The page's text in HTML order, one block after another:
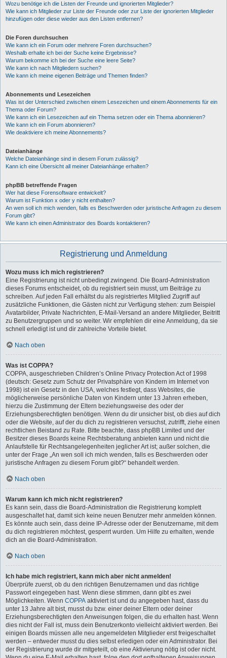
Wozu benötige ich die Listen der Freunde und ignorierten Mitglieder?
Wie kann ich Mitglieder zur Liste der Freunde oder zur Liste der ignorierten Mitglieder
hinzufügen oder diese wieder aus den Listen entfernen?
Die Foren durchsuchen
Wie kann ich ein Forum oder mehrere Foren durchsuchen?
Weshalb erhalte ich bei der Suche keine Ergebnisse?
Warum bekomme ich bei der Suche eine leere Seite?
Wie kann ich nach Mitgliedern suchen?
Wie kann ich meine eigenen Beiträge und Themen finden?
Abonnements und Lesezeichen
Was ist der Unterschied zwischen einem Lesezeichen und einem Abonnements für ein
Thema oder Forum?
Wie kann ich ein Lesezeichen auf ein Thema setzen oder ein Thema abonnieren?
Wie kann ich ein Forum abonnieren?
Wie deaktiviere ich meine Abonnements?
Dateianhänge
Welche Dateianhänge sind in diesem Forum zulässig?
Kann ich eine Übersicht all meiner Dateianhänge erhalten?
phpBB betreffende Fragen
Wer hat diese Forensoftware entwickelt?
Warum ist Funktion x oder y nicht enthalten?
An wen soll ich mich wenden, falls es Beschwerden oder juristische Anfragen zu diesem
Forum gibt?
Wie kann ich einen Administrator des Boards kontaktieren?
Registrierung und Anmeldung
Wozu muss ich mich registrieren?
Eine Registrierung ist nicht unbedingt zwingend. Die Board-Administration
dieses Forums entscheidet, ob du registriert sein musst, um Beiträge zu
schreiben. Auf jeden Fall erhältst du als registriertes Mitglied Zugriff auf
zusätzliche Funktionen, die Gästen nicht zur Verfügung stehen: zum Beispiel
Avatarbilder, Private Nachrichten, E-Mail-Versand an andere Mitglieder, Beitritt
zu Benutzergruppen und so weiter. Wir empfehlen dir eine Anmeldung, da sie
schnell erledigt ist und dir zahlreiche Vorteile bietet.
Nach oben
Was ist COPPA?
COPPA, ausgeschrieben Children’s Online Privacy Protection Act of 1998
(deutsch: Gesetz zum Schutz der Privatsphäre von Kindern im Internet von
1998) ist ein Gesetz in den USA, welches festlegt, dass Websites, die
möglicherweise persönliche Daten von Kindern unter 13 Jahren erheben,
hierzu die Zustimmung der Eltern beziehungsweise des oder der
Erziehungsberechtigten benötigen. Wenn du dir unsicher bist, ob dies auf dich
oder die Website, auf der du dich zu registrieren versuchst, zutrifft, ziehe einen
rechtlichen Beistand zu Rate. Bitte beachte, dass phpBB Limited und der
Besitzer dieses Boards keine Rechtsberatung anbieten kann und nicht die
Anlaufstelle für Rechtsangelegenheiten jeglicher Art ist; außer solchen, die
unter der Frage „An wen soll ich mich wenden, falls es Beschwerden oder
juristische Anfragen zu diesem Forum gibt?“ behandelt werden.
Nach oben
Warum kann ich mich nicht registrieren?
Es kann sein, dass die Board-Administration die Registrierung komplett
ausgeschaltet hat, damit sich keine neuen Benutzer mehr anmelden können.
Es könnte auch sein, dass deine IP-Adresse oder der Benutzername, mit dem
du dich registrieren möchtest, gesperrt wurden. Um Hilfe zu erhalten, wende
dich an die Board-Administration.
Nach oben
Ich habe mich registriert, kann mich aber nicht anmelden!
Überprüfe zuerst, ob du den richtigen Benutzernamen und das richtige
Passwort eingegeben hast. Wenn diese stimmen, dann gibt es zwei
Möglichkeiten. Wenn COPPA aktiviert ist und du angegeben hast, dass du
unter 13 Jahre alt bist, musst du bzw. einer deiner Eltern oder deiner
Erziehungsberechtigten den Anweisungen folgen, die du erhalten hast. Wenn
dies nicht der Fall ist, muss dein Benutzerkonto vielleicht aktiviert werden. Bei
einigen Boards müssen alle neu angemeldeten Mitglieder erst freigeschaltet
werden – entweder musst du dies selbst erledigen oder ein Administrator. Bei
der Registrierung wurde dir mitgeteilt, ob eine Aktivierung nötig ist oder nicht.